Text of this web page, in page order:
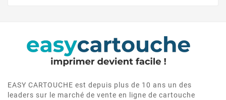
EASY CARTOUCHE est depuis plus de 10 ans un des
leaders sur le marché de vente en ligne de cartouche